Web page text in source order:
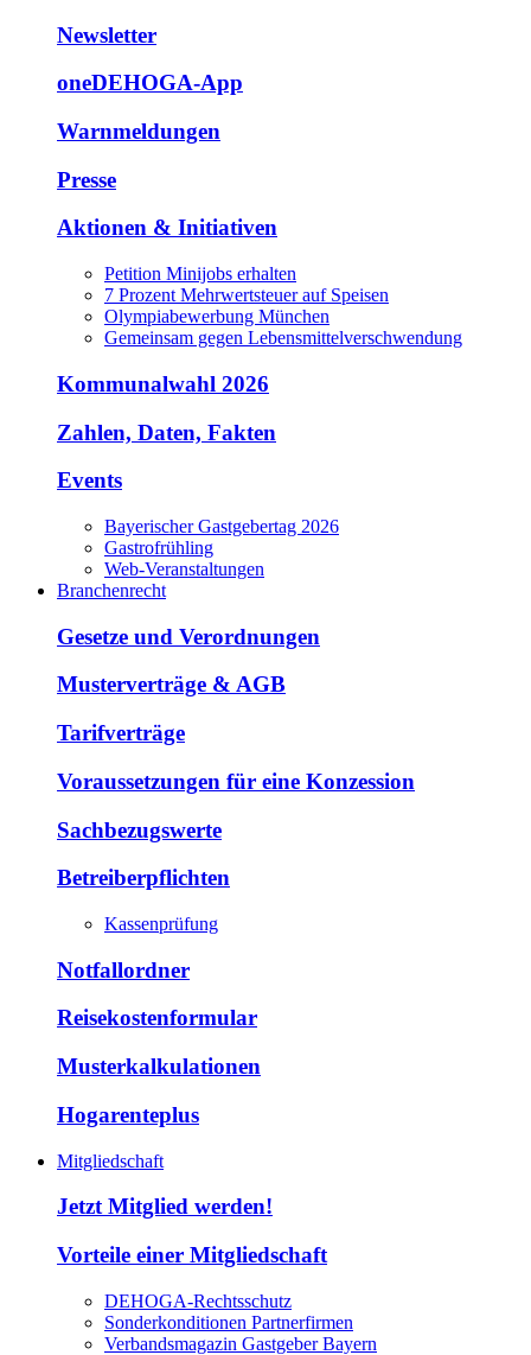
Newsletter
oneDEHOGA-App
Warnmeldungen
Presse
Aktionen & Initiativen
Petition Minijobs erhalten
7 Prozent Mehrwertsteuer auf Speisen
Olympiabewerbung München
Gemeinsam gegen Lebensmittelverschwendung
Kommunalwahl 2026
Zahlen, Daten, Fakten
Events
Bayerischer Gastgebertag 2026
Gastrofrühling
Web-Veranstaltungen
Branchenrecht
Gesetze und Verordnungen
Musterverträge & AGB
Tarifverträge
Voraussetzungen für eine Konzession
Sachbezugswerte
Betreiberpflichten
Kassenprüfung
Notfallordner
Reisekostenformular
Musterkalkulationen
Hogarenteplus
Mitgliedschaft
Jetzt Mitglied werden!
Vorteile einer Mitgliedschaft
DEHOGA-Rechtsschutz
Sonderkonditionen Partnerfirmen
Verbandsmagazin Gastgeber Bayern